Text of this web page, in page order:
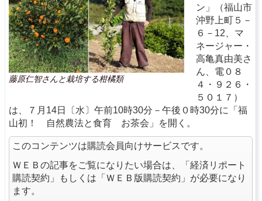
藤原仁智さんと栽培する柑橘類
ン」（福山市
沖野上町５－
６－12、マ
ネージャー・
高亀真由美さ
ん、電０８
４・９２６・
５０１７）
は、７月14日〔水〕午前10時30分－午後０時30分に「福
山初！ 自然農法と食育 お茶会」を開く。
このコンテンツは購読会員向けサービスです。
ＷＥＢの記事をご覧になりたい場合は、「経済リポート
購読契約」もしくは「ＷＥＢ版購読契約」が必要になり
ます。